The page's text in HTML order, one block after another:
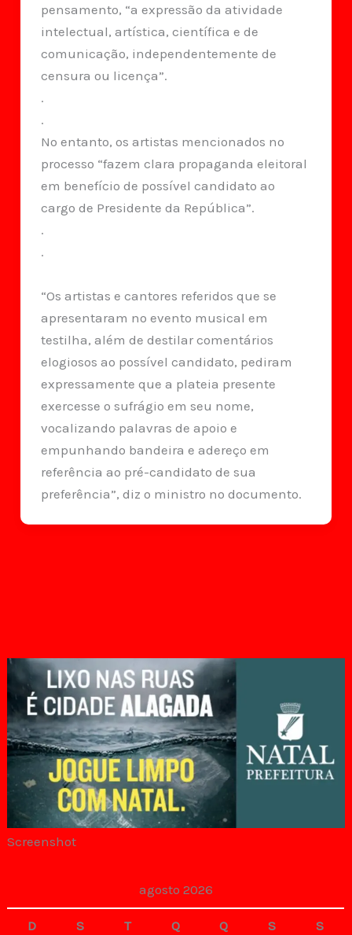
Screenshot
agosto 2026
D S T Q Q S S
pensamento, “a expressão da atividade
intelectual, artística, científica e de
comunicação, independentemente de
censura ou licença”.
.
.
No entanto, os artistas mencionados no
processo “fazem clara propaganda eleitoral
em benefício de possível candidato ao
cargo de Presidente da República”.
.
.
“Os artistas e cantores referidos que se
apresentaram no evento musical em
testilha, além de destilar comentários
elogiosos ao possível candidato, pediram
expressamente que a plateia presente
exercesse o sufrágio em seu nome,
vocalizando palavras de apoio e
empunhando bandeira e adereço em
referência ao pré-candidato de sua
preferência”, diz o ministro no documento.